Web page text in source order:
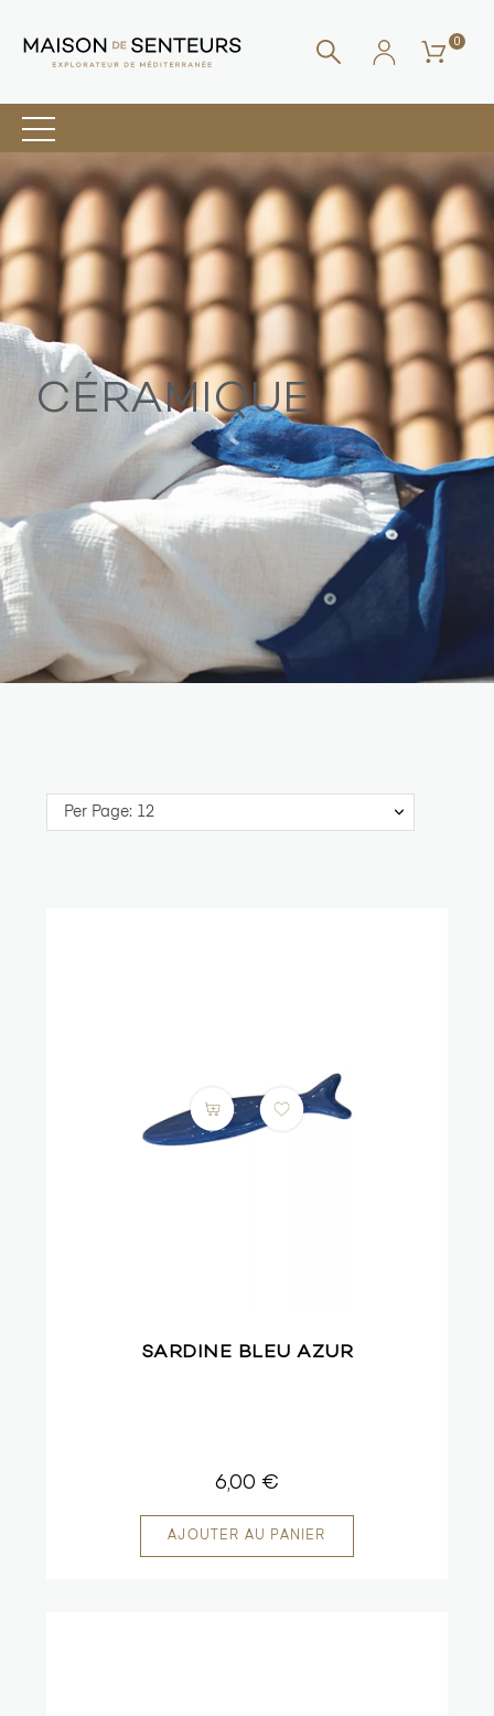
0
CÉRAMIQUE
Per Page: 12
SARDINE BLEU AZUR
6,00 €